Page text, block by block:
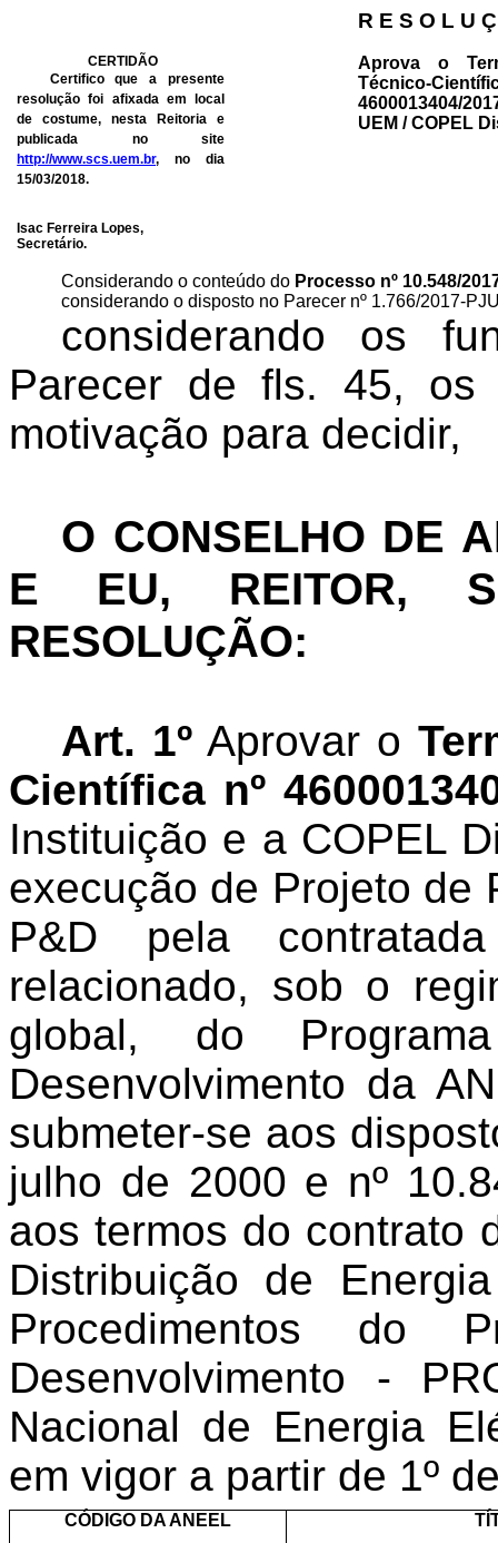
R E S O L U
CERTIDÃO
Certifico que a presente
resolução foi afixada em local
de costume, nesta Reitoria e
publicada no site
http://www.scs.uem.br, no dia
15/03/2018.
Isac Ferreira Lopes,
Secretário.
Aprova o
Técnico-
4600013404/
UEM / COPEL
Considerando o conteúdo do Processo nº 10.548/201
considerando o disposto no Parecer nº 1.766/2017-
considerando os
Parecer de fls. 45, os
motivação para decidir,
O CONSELHO DE
E EU, REITOR,
RESOLUÇÃO:
Art. 1º Aprovar o
Científica nº
Instituição e a COPEL
execução de Projeto de
P&D pela
relacionado, sob o
global, do
Desenvolvimento da
submeter-se aos
julho de 2000 e nº
aos termos do contrato
Distribuição de
Procedimentos do
Desenvolvimento -
Nacional de Energia
em vigor a partir de 1º
CÓDIGO DA ANEEL